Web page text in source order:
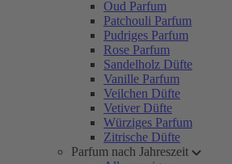
Oud Parfum
Patchouli Parfum
Pudriges Parfum
Rose Parfum
Sandelholz Düfte
Vanille Parfum
Veilchen Düfte
Vetiver Düfte
Würziges Parfum
Zitrische Düfte
Parfum nach Jahreszeit